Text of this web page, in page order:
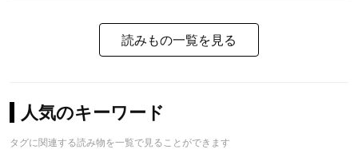
読みもの一覧を見る
人気のキーワード
タグに関連する読み物を一覧で見ることができます